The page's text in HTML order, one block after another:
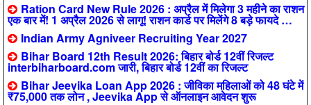
Ration Card New Rule 2026 : अप्रैल में मिलेगा 3 महीने का राशन
एक बार में! 1 अप्रैल 2026 से लागू! राशन कार्ड पर मिलेंगे 8 बड़े फायदे …
Indian Army Agniveer Recruiting Year 2027
Bihar Board 12th Result 2026: बिहार बोर्ड 12वीं रिजल्ट
interbiharboard.com जारी, बिहार बोर्ड 12वीं का रिजल्ट
Bihar Jeevika Loan App 2026 : जीविका महिलाओं को 48 घंटे में
₹75,000 तक लोन , Jeevika App से ऑनलाइन आवेदन शुरू